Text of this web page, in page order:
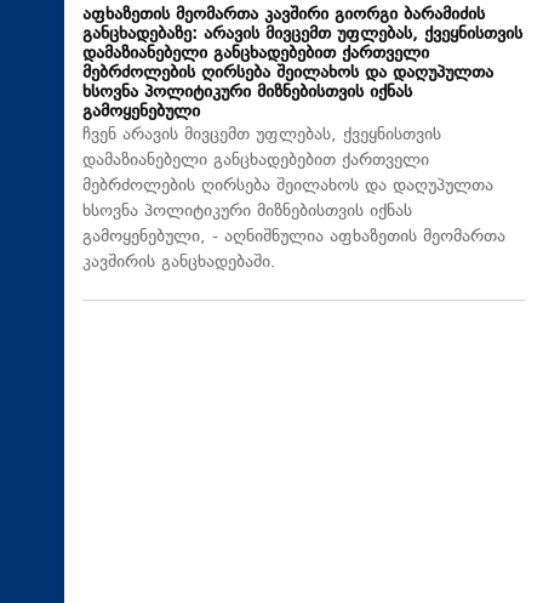
აფხაზეთის მეომართა კავშირი გიორგი ბარამიძის
განცხადებაზე: არავის მივცემთ უფლებას, ქვეყნისთვის
დამაზიანებელი განცხადებებით ქართველი
მებრძოლების ღირსება შეილახოს და დაღუპულთა
ხსოვნა პოლიტიკური მიზნებისთვის იქნას
გამოყენებული
ჩვენ არავის მივცემთ უფლებას, ქვეყნისთვის
დამაზიანებელი განცხადებებით ქართველი
მებრძოლების ღირსება შეილახოს და დაღუპულთა
ხსოვნა პოლიტიკური მიზნებისთვის იქნას
გამოყენებული, - აღნიშნულია აფხაზეთის მეომართა
კავშირის განცხადებაში.